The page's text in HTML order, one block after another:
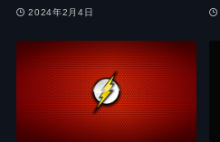
2024年2月4日